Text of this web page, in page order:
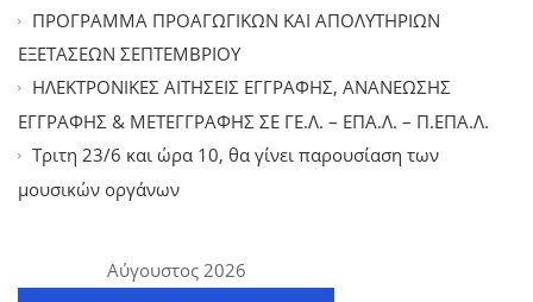
ΠΡΟΓΡΑΜΜΑ ΠΡΟΑΓΩΓΙΚΩΝ ΚΑΙ ΑΠΟΛΥΤΗΡΙΩΝ
ΕΞΕΤΑΣΕΩΝ ΣΕΠΤΕΜΒΡΙΟΥ
ΗΛΕΚΤΡΟΝΙΚΕΣ ΑΙΤΗΣΕΙΣ ΕΓΓΡΑΦΗΣ, ΑΝΑΝΕΩΣΗΣ
ΕΓΓΡΑΦΗΣ & ΜΕΤΕΓΓΡΑΦΗΣ ΣΕ ΓΕ.Λ. – ΕΠΑ.Λ. – Π.ΕΠΑ.Λ.
Tριτη 23/6 και ώρα 10, θα γίνει παρουσίαση των
μουσικών οργάνων
Αύγουστος 2026